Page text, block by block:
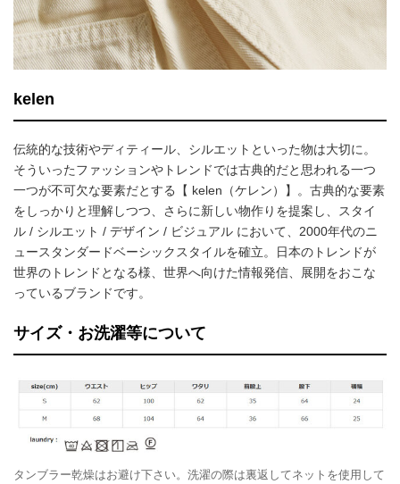
kelen
伝統的な技術やディティール、シルエットといった物は大切に。
そういったファッションやトレンドでは古典的だと思われる一つ
一つが不可欠な要素だとする【 kelen（ケレン）】。古典的な要素
をしっかりと理解しつつ、さらに新しい物作りを提案し、スタイ
ル / シルエット / デザイン / ビジュアル において、2000年代のニ
ュースタンダードベーシックスタイルを確立。日本のトレンドが
世界のトレンドとなる様、世界へ向けた情報発信、展開をおこな
っているブランドです。
サイズ・お洗濯等について
タンブラー乾燥はお避け下さい。洗濯の際は裏返してネットを使用して